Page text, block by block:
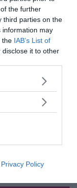
the further
third parties on the
information may
the IAB’s List of
it to other
or more Google
You may click to
in below Google
Privacy Policy